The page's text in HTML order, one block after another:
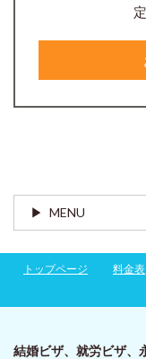
MENU
トップページ 料金表
結婚ビザ、就労ビザ、